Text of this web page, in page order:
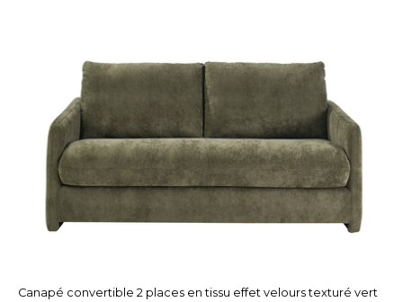
Canapé convertible 2 places en tissu effet velours texturé vert